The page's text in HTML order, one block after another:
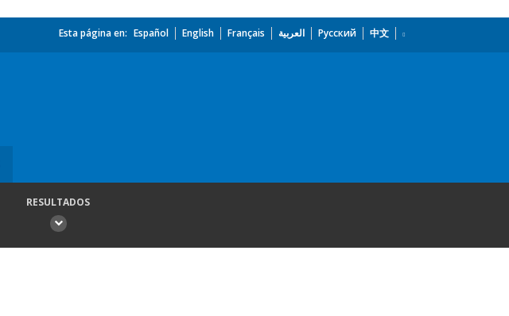
Esta página en: Español English Français العربية Русский 中文
RESULTADOS